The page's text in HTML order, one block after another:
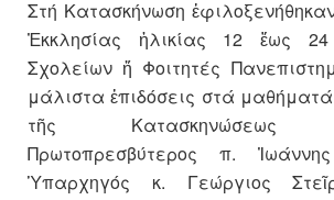
Στή Κατασκήνωση
Ἐκκλησίας ἡλικίας 12 ἕως
Σχολείων ἤ Φοιτητές
μάλιστα ἐπιδόσεις στά
τῆς Κατασκηνώσεως
Πρωτοπρεσβύτερος π.
Ὑπαρχηγός κ. Γεώργιος